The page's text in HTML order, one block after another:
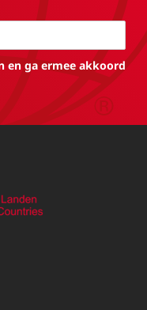
en ga ermee akkoord